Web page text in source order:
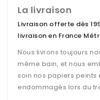
La livraison
Livraison offerte dès
livraison en France
Nous livrons toujours
même bain, et nous
soin nos papiers
endommagés lors du